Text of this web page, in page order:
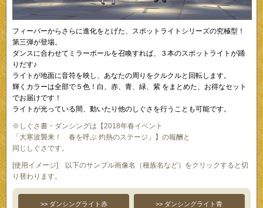
フィーバーからさらに進化をとげた、スポットライトシリーズの究極型！
第三弾が登場。
ダンスに合わせてミラーボールを召喚すれば、３本のスポットライトが踊
りだす♪
ライトが地面に音符を映し、あなたの周りをクルクルと回転します。
輝くカラーは全部で５色！白、赤、青、緑、紫 をまとめた、お得なセット
でお届けです！
ライトが光っている間、動いたり他のしぐさを行うことも可能です。
※しぐさ書・ダンシングは【2018年春イベント
「大寒波襲来！ 春を呼ぶ 灼熱のステージ」】の報酬と
同じしぐさです。
[使用イメージ] 以下のサンプル画像名（種族名など）をクリックすると切
り替わります。
>> ダンシングライト赤 >> ダンシングライト青